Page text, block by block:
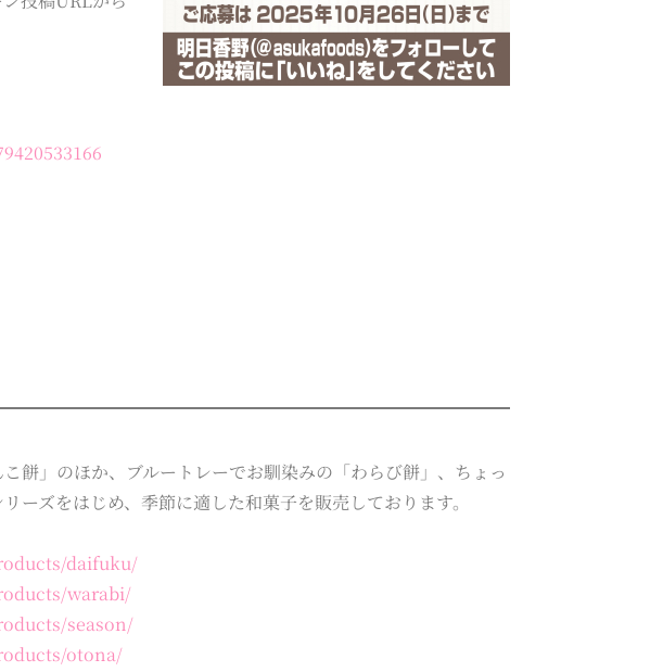
餅」のほか、ブルートレーでお馴染みの「わらび餅」、ちょっ
ーズをはじめ、季節に適した和菓子を販売しております。
daifuku/
warabi/
season/
otona/